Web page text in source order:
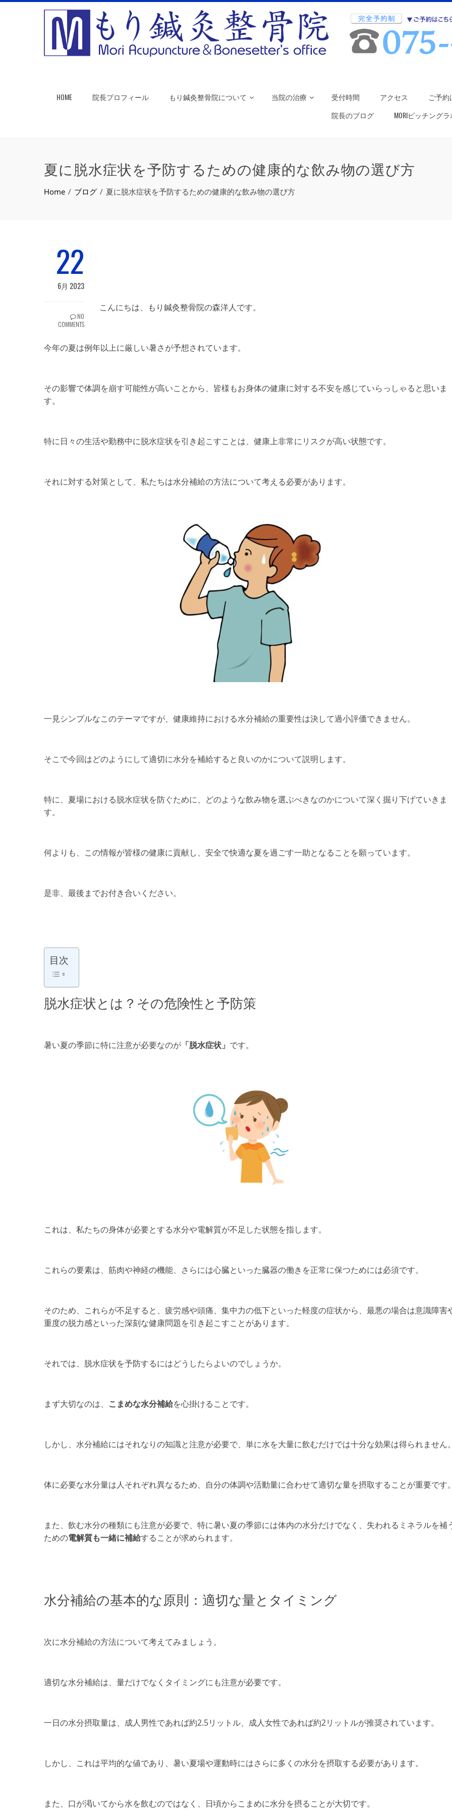
HOME 院長プロフィール もり鍼灸整骨院について 当院の治療 受付時間 アクセス ご予約
院長のブログ
MORIピッチング
夏に脱水症状を予防するための健康的な飲み物の選び方
Home ブログ 夏に脱水症状を予防するための健康的な飲み物の選び方
22
6月 2023
NO
COMMENTS
こんにちは、もり鍼灸整骨院の森洋人です。
今年の夏は例年以上に厳しい暑さが予想されています。
その影響で体調を崩す可能性が高いことから、皆様もお身体の健康に対する不安を感じていらっしゃると思いま
す。
特に日々の生活や勤務中に脱水症状を引き起こすことは、健康上非常にリスクが高い状態です。
それに対する対策として、私たちは水分補給の方法について考える必要があります。
一見シンプルなこのテーマですが、健康維持における水分補給の重要性は決して過小評価できません。
そこで今回はどのようにして適切に水分を補給すると良いのかについて説明します。
特に、夏場における脱水症状を防ぐために、どのような飲み物を選ぶべきなのかについて深く掘り下げていきま
す。
何よりも、この情報が皆様の健康に貢献し、安全で快適な夏を過ごす一助となることを願っています。
是非、最後までお付き合いください。
目次
脱水症状とは？その危険性と予防策
暑い夏の季節に特に注意が必要なのが 「脱水症状」 です。
これは、私たちの身体が必要とする水分や電解質が不足した状態を指します。
これらの要素は、筋肉や神経の機能、さらには心臓といった臓器の働きを正常に保つためには必須です。
そのため、これらが不足すると、疲労感や頭痛、集中力の低下といった軽度の症状から、最悪の場合は意識障害
重度の脱力感といった深刻な健康問題を引き起こすことがあります。
それでは、脱水症状を予防するにはどうしたらよいのでしょうか。
まず大切なのは、 こまめな水分補給を心掛けることです。
しかし、水分補給にはそれなりの知識と注意が必要で、単に水を大量に飲むだけでは十分な効果は得られません。
体に必要な水分量は人それぞれ異なるため、自分の体調や活動量に合わせて適切な量を摂取することが重要です。
また、飲む水分の種類にも注意が必要で、特に暑い夏の季節には体内の水分だけでなく、失われるミネラルを補
ための電解質も一緒に補給することが求められます。
水分補給の基本的な原則：適切な量とタイミング
次に水分補給の方法について考えてみましょう。
適切な水分補給は、量だけでなくタイミングにも注意が必要です。
一日の水分摂取量は、成人男性であれば約2.5リットル、成人女性であれば約2リットルが推奨されています。
しかし、これは平均的な値であり、暑い夏場や運動時にはさらに多くの水分を摂取する必要があります。
また、口が渇いてから水を飲むのではなく、日頃からこまめに水分を摂ることが大切です。